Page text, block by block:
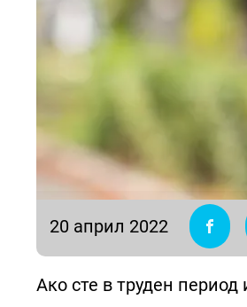
20 април 2022
Ако сте в труден период